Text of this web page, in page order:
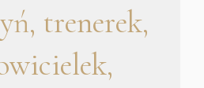
trenerek,